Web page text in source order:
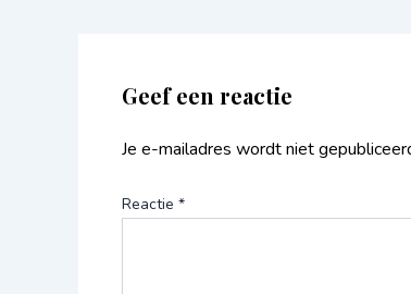
Geef een reactie
Je e-mailadres wordt niet
Reactie *